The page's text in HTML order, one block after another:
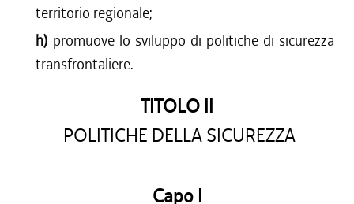
territorio regionale;
h) promuove lo sviluppo di politiche di sicurezza
transfrontaliere.
TITOLO II
POLITICHE DELLA SICUREZZA
Capo I